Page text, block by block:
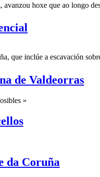
hoxe que ao longo
que inclúe a escavación
de Valdeorras
»
da Coruña